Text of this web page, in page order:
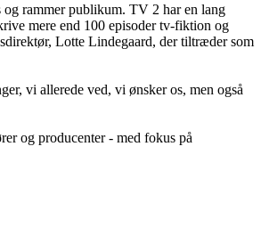
rammer publikum. TV 2 har en lang
mere end 100 episoder tv-fiktion og
Lotte Lindegaard, der tiltræder som
vi allerede ved, vi ønsker os, men også
og producenter - med fokus på